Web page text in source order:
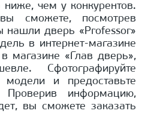
ниже, чем у конкурентов.
сможете, посмотрев
нашли дверь «Professor»
в интернет-магазине
магазине «Глав дверь»,
Сфотографируйте
и предоставьте
информацию,
вы сможете заказать